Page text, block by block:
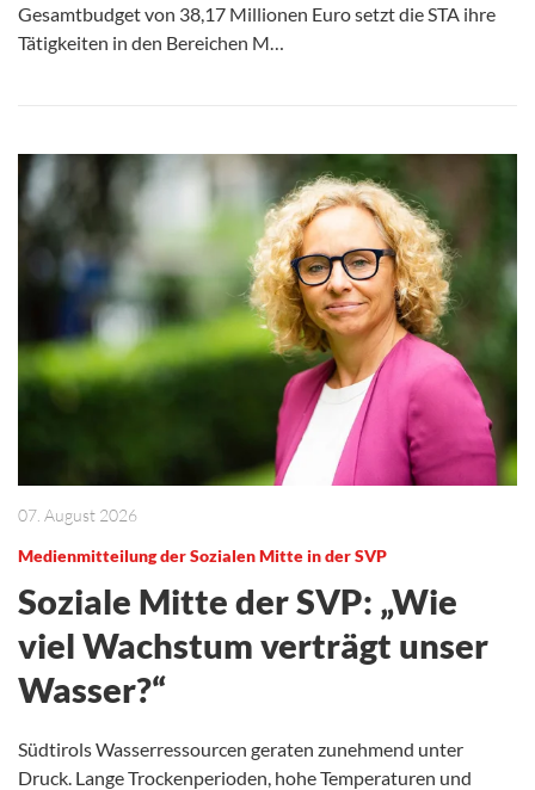
Gesamtbudget von 38,17 Millionen Euro setzt die STA ihre
Tätigkeiten in den Bereichen M…
07. August 2026
Medienmitteilung der Sozialen Mitte in der SVP
Soziale Mitte der SVP: „Wie
viel Wachstum verträgt unser
Wasser?“
Südtirols Wasserressourcen geraten zunehmend unter
Druck. Lange Trockenperioden, hohe Temperaturen und